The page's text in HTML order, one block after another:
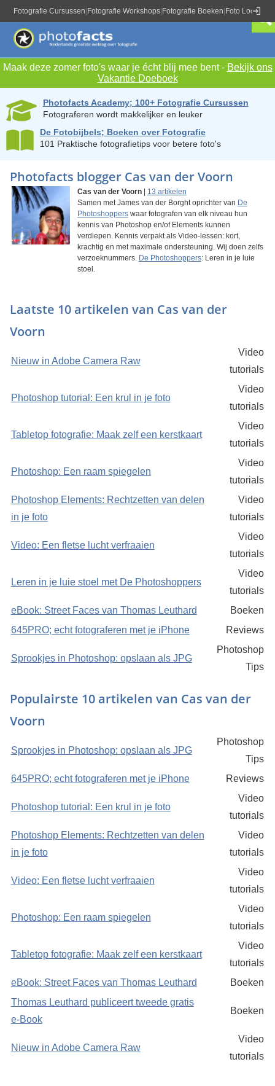
Fotografie Cursussen Fotografie Workshops Fotografie Boeken Foto Locaties
Maak deze zomer foto's waar je écht blij mee bent - Bekijk ons
Vakantie Doeboek
Photofacts Academy; 100+ Fotografie Cursussen
Fotograferen wordt makkelijker en leuker
De Fotobijbels; Boeken over Fotografie
101 Praktische fotografietips voor betere foto's
Photofacts blogger Cas van der Voorn
Cas van der Voorn| 13 artikelen
Samen met James van der Borght oprichter van De
Photoshopperswaar fotografen van elk niveau hun
kennis van Photoshop en/of Elements kunnen
verdiepen. Kennis verpakt als Video-lessen: kort,
krachtig en met maximale ondersteuning. Wij doen zelfs
verzoeknummers. De Photoshoppers: Leren in je luie
stoel.
Laatste 10 artikelen van Cas van der
Voorn
Nieuw in Adobe Camera Raw
Video
tutorials
Photoshop tutorial: Een krul in je foto
Video
tutorials
Tabletop fotografie: Maak zelf een kerstkaart
Video
tutorials
Photoshop: Een raam spiegelen
Video
tutorials
Photoshop Elements: Rechtzetten van delen
in je foto
Video
tutorials
Video: Een fletse lucht verfraaien
Video
tutorials
Leren in je luie stoel met De Photoshoppers
Video
tutorials
eBook: Street Faces van Thomas Leuthard
Boeken
645PRO; echt fotograferen met je iPhone
Reviews
Sprookjes in Photoshop: opslaan als JPG
Photoshop
Tips
Populairste 10 artikelen van Cas van der
Voorn
Sprookjes in Photoshop: opslaan als JPG
Photoshop
Tips
645PRO; echt fotograferen met je iPhone
Reviews
Photoshop tutorial: Een krul in je foto
Video
tutorials
Photoshop Elements: Rechtzetten van delen
in je foto
Video
tutorials
Video: Een fletse lucht verfraaien
Video
tutorials
Photoshop: Een raam spiegelen
Video
tutorials
Tabletop fotografie: Maak zelf een kerstkaart
Video
tutorials
eBook: Street Faces van Thomas Leuthard
Boeken
Thomas Leuthard publiceert tweede gratis
e-Book
Boeken
Nieuw in Adobe Camera Raw
Video
tutorials